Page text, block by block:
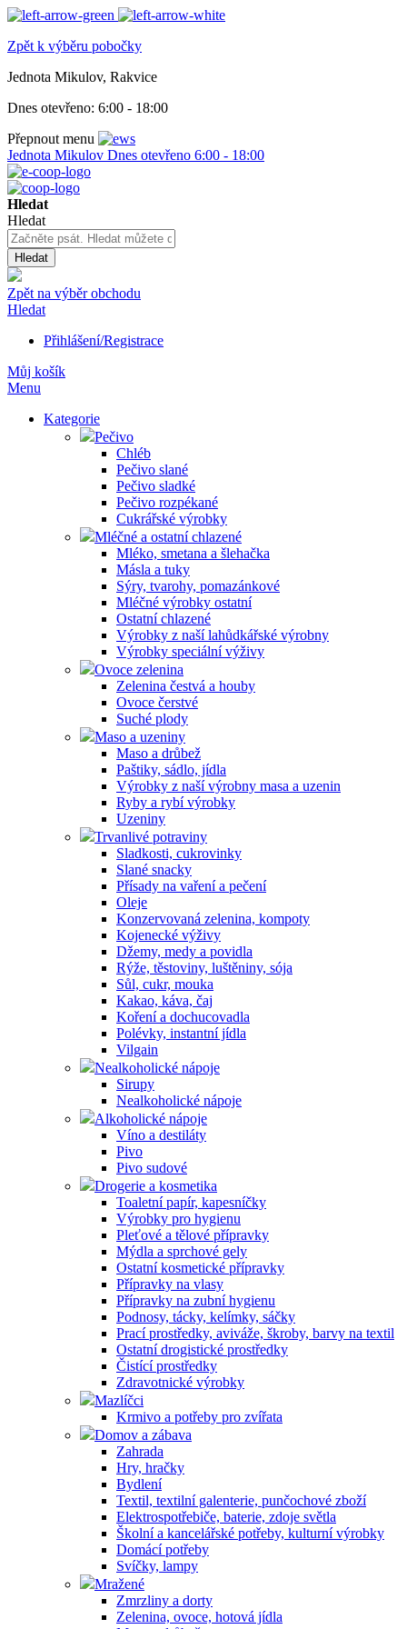
Zpět k výběru pobočky
Jednota Mikulov, Rakvice
Dnes otevřeno: 6:00 - 18:00
Přepnout menu
Jednota Mikulov Dnes otevřeno 6:00 - 18:00
Hledat
Hledat
Hledat
Zpět na výběr obchodu
Hledat
Přihlášení/Registrace
Můj košík
Menu
Kategorie
Pečivo
Chléb
Pečivo slané
Pečivo sladké
Pečivo rozpékané
Cukrářské výrobky
Mléčné a ostatní chlazené
Mléko, smetana a šlehačka
Másla a tuky
Sýry, tvarohy, pomazánkové
Mléčné výrobky ostatní
Ostatní chlazené
Výrobky z naší lahůdkářské výrobny
Výrobky speciální výživy
Ovoce zelenina
Zelenina čestvá a houby
Ovoce čerstvé
Suché plody
Maso a uzeniny
Maso a drůbež
Paštiky, sádlo, jídla
Výrobky z naší výrobny masa a uzenin
Ryby a rybí výrobky
Uzeniny
Trvanlivé potraviny
Sladkosti, cukrovinky
Slané snacky
Přísady na vaření a pečení
Oleje
Konzervovaná zelenina, kompoty
Kojenecké výživy
Džemy, medy a povidla
Rýže, těstoviny, luštěniny, sója
Sůl, cukr, mouka
Kakao, káva, čaj
Koření a dochucovadla
Polévky, instantní jídla
Vilgain
Nealkoholické nápoje
Sirupy
Nealkoholické nápoje
Alkoholické nápoje
Víno a destiláty
Pivo
Pivo sudové
Drogerie a kosmetika
Toaletní papír, kapesníčky
Výrobky pro hygienu
Pleťové a tělové přípravky
Mýdla a sprchové gely
Ostatní kosmetické přípravky
Přípravky na vlasy
Přípravky na zubní hygienu
Podnosy, tácky, kelímky, sáčky
Prací prostředky, aviváže, škroby, barvy na textil
Ostatní drogistické prostředky
Čistící prostředky
Zdravotnické výrobky
Mazlíčci
Krmivo a potřeby pro zvířata
Domov a zábava
Zahrada
Hry, hračky
Bydlení
Textil, textilní galenterie, punčochové zboží
Elektrospotřebiče, baterie, zdoje světla
Školní a kancelářské potřeby, kulturní výrobky
Domácí potřeby
Svíčky, lampy
Mražené
Zmrzliny a dorty
Zelenina, ovoce, hotová jídla